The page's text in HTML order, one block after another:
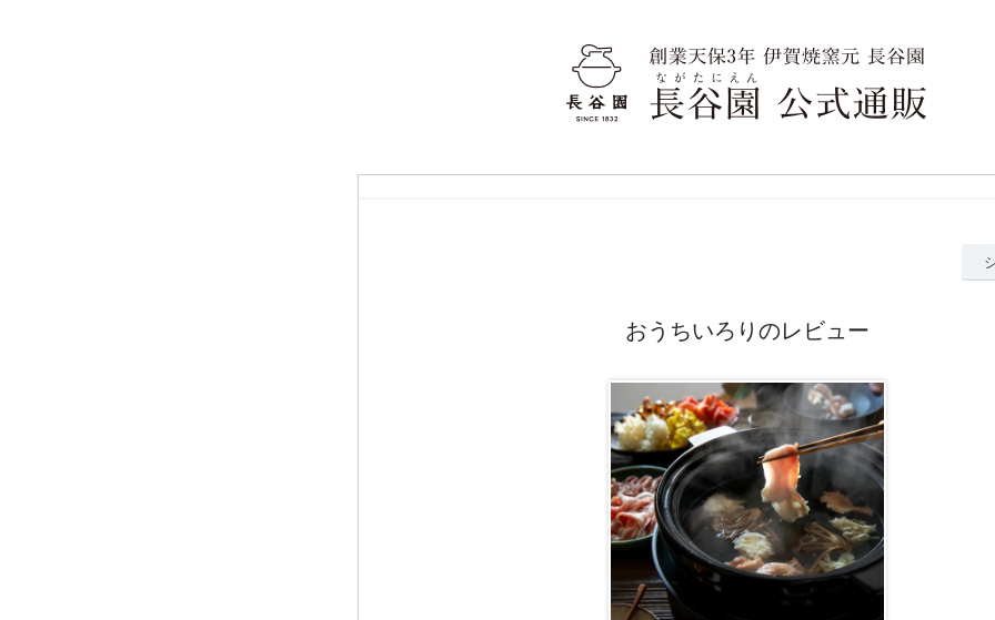
おうちいろりのレビュー